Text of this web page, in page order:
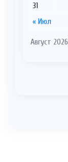
Август 2026
« Июл
31